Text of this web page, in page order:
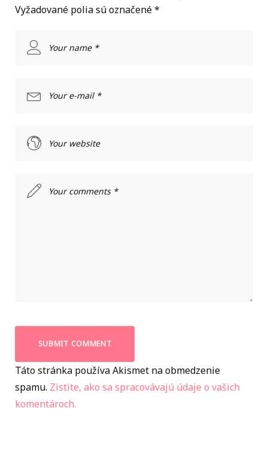
Vyžadované polia sú označené*
Táto stránka používa Akismet na obmedzenie
spamu. Zistite, ako sa spracovávajú údaje o vašich
komentároch.